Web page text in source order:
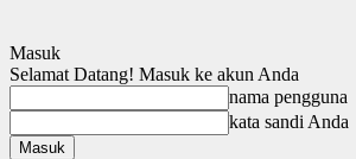
Masuk
Selamat Datang! Masuk ke akun Anda
nama pengguna
kata sandi Anda